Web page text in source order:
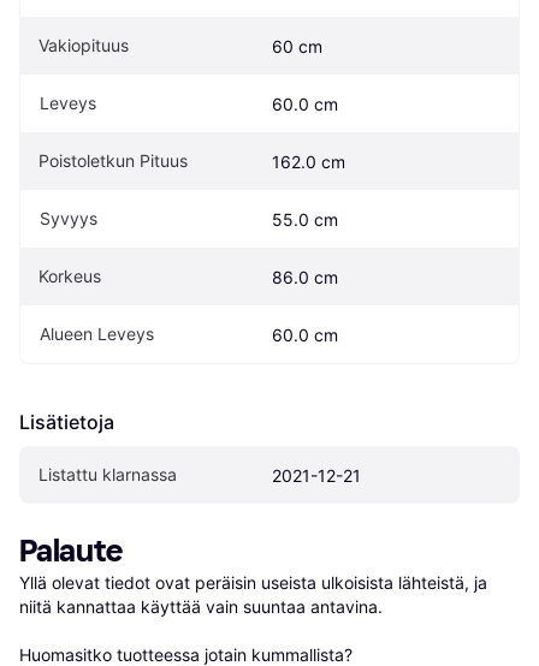
Vakiopituus 60 cm
Leveys 60.0 cm
Poistoletkun Pituus 162.0 cm
Syvyys 55.0 cm
Korkeus 86.0 cm
Alueen Leveys 60.0 cm
Lisätietoja
Listattu klarnassa 2021-12-21
Palaute
Yllä olevat tiedot ovat peräisin useista ulkoisista lähteistä, ja
niitä kannattaa käyttää vain suuntaa antavina.
Huomasitko tuotteessa jotain kummallista?